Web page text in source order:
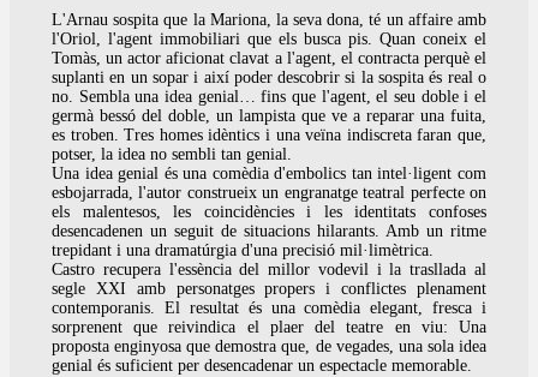
L'Arnau sospita que la Mariona, la seva dona, té un affaire amb
l'Oriol, l'agent immobiliari que els busca pis. Quan coneix el
Tomàs, un actor aficionat clavat a l'agent, el contracta perquè el
suplanti en un sopar i així poder descobrir si la sospita és real o
no. Sembla una idea genial… fins que l'agent, el seu doble i el
germà bessó del doble, un lampista que ve a reparar una fuita,
es troben. Tres homes idèntics i una veïna indiscreta faran que,
potser, la idea no sembli tan genial.
Una idea genial és una comèdia d'embolics tan intel·ligent com
esbojarrada, l'autor construeix un engranatge teatral perfecte on
els malentesos, les coincidències i les identitats confoses
desencadenen un seguit de situacions hilarants. Amb un ritme
trepidant i una dramatúrgia d'una precisió mil·limètrica.
Castro recupera l'essència del millor vodevil i la trasllada al
segle XXI amb personatges propers i conflictes plenament
contemporanis. El resultat és una comèdia elegant, fresca i
sorprenent que reivindica el plaer del teatre en viu: Una
proposta enginyosa que demostra que, de vegades, una sola idea
genial és suficient per desencadenar un espectacle memorable.